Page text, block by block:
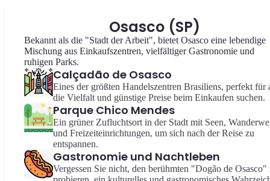
Osasco (SP)
Bekannt als die "Stadt der Arbeit", bietet Osasco eine lebendige
Mischung aus Einkaufszentren, vielfältiger Gastronomie und
ruhigen Parks.
Calçadão de Osasco
Eines der größten Handelszentren Brasiliens, perfekt für
die Vielfalt und günstige Preise beim Einkaufen suchen.
Parque Chico Mendes
Ein grüner Zufluchtsort in der Stadt mit Seen,
und Freizeiteinrichtungen, um sich nach der Reise zu
entspannen.
Gastronomie und Nachtleben
Vergessen Sie nicht, den berühmten "Dogão de Osasco"